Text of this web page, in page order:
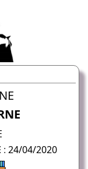
: 24/04/2020